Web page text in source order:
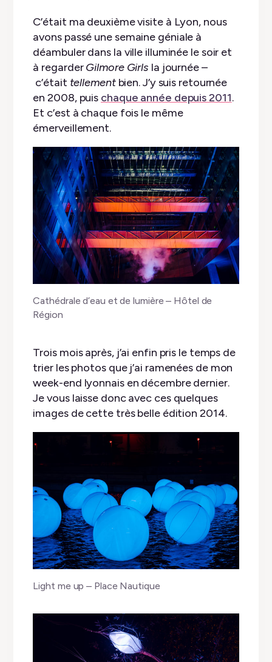
C’était ma deuxième visite à Lyon, nous
avons passé une semaine géniale à
déambuler dans la ville illuminée le soir et
à regarderGilmore Girls la journée –
c’était tellementbien. J’y suis retournée
en 2008, puis chaque année depuis 2011.
Et c’est à chaque fois le même
émerveillement.
Cathédrale d’eau et de lumière – Hôtel de
Région
Trois mois après, j’ai enfin pris le temps de
trier les photos que j’ai ramenées de mon
week-end lyonnais en décembre dernier.
Je vous laisse donc avec ces quelques
images de cette très belle édition 2014.
Light me up – Place Nautique